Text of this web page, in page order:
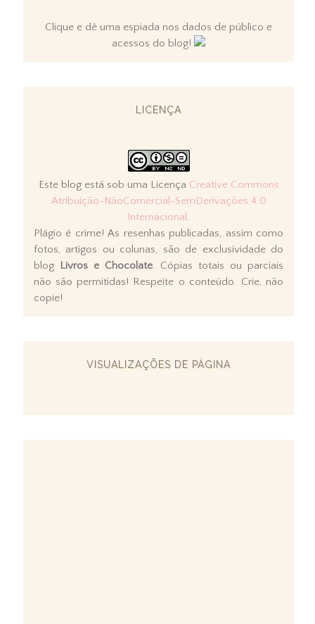
Clique e dê uma espiada nos dados de público e
acessos do blog!
LICENÇA
Este blog está sob uma Licença Creative Commons
Atribuição-NãoComercial-SemDerivações 4.0
Internacional .
Plágio é crime! As resenhas publicadas, assim como
fotos, artigos ou colunas, são de exclusividade do
blog Livros e Chocolate. Cópias totais ou parciais
não são permitidas! Respeite o conteúdo. Crie, não
copie!
VISUALIZAÇÕES DE PÁGINA